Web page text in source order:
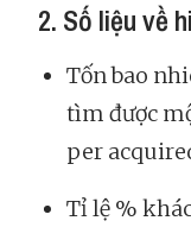
2. Số liệu về
Tốn bao
tìm được
per
Tỉ lệ %